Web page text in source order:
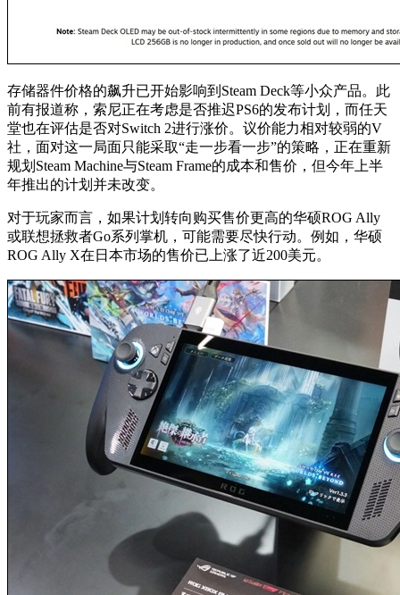
存储器件价格的飙升已开始影响到Steam Deck等小众产品。此
前有报道称，索尼正在考虑是否推迟PS6的发布计划，而任天
堂也在评估是否对Switch 2进行涨价。议价能力相对较弱的V
社，面对这一局面只能采取“走一步看一步”的策略，正在重新
规划Steam Machine与Steam Frame的成本和售价，但今年上半
年推出的计划并未改变。
对于玩家而言，如果计划转向购买售价更高的华硕ROG Ally
或联想拯救者Go系列掌机，可能需要尽快行动。例如，华硕
ROG Ally X在日本市场的售价已上涨了近200美元。